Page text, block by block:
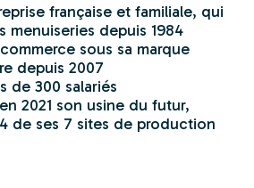
française et familiale, qui
menuiseries depuis 1984
sous sa marque
depuis 2007
de 300 salariés
2021 son usine du futur,
de ses 7 sites de production